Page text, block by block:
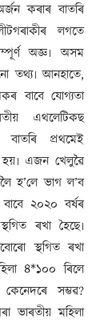
কৰাৰ বাতৰি
লগতে
অজ্ঞ৷ অসম
তথ্য৷ আনহাতে,
বাবে যোগ্যতা
এথলেটিকছ
বাতৰি প্ৰথমেই
হয়৷ এজন খেলুৱৈ
হ’লে ভাগ ল’ব
বাবে ২০২০ বৰ্ষৰ
ৰখা হৈছে৷
স্থগিত ৰখা
৪*১০০ ৰিলে
সম্ভৱ?
ভাৰতীয় মহিলা